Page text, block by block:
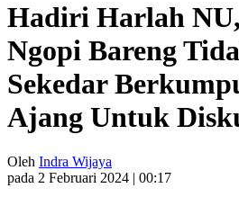
Hadiri Harlah
Ngopi Bareng
Sekedar
Ajang Untuk
Oleh Indra Wijaya
pada 2 Februari 2024 | 00:17